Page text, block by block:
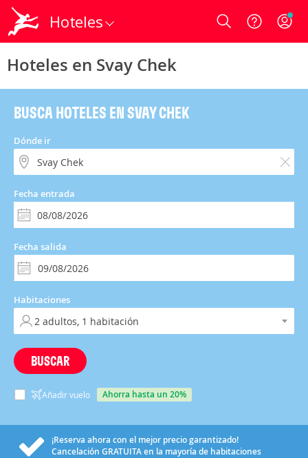
Hoteles Login
Hoteles en Svay Chek
BUSCA HOTELES EN SVAY CHEK
Dónde ir
Fecha entrada
Fecha salida
Habitaciones
BUSCAR
Añadir vuelo ahorra hasta un 20%
¡Reserva ahora con el mejor precio garantizado!
Cancelación GRATUITAen la mayoría de habitaciones